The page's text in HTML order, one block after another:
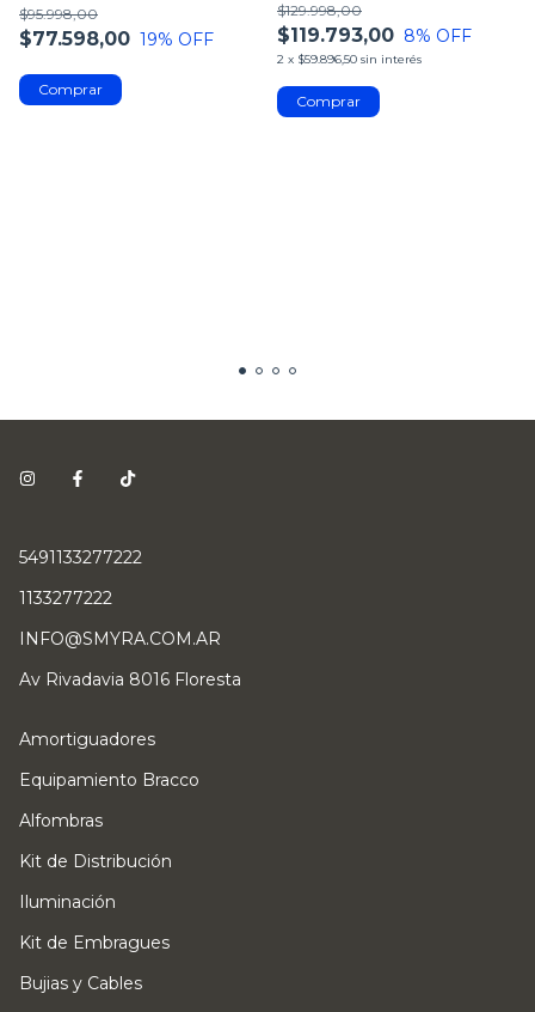
$77.598,00
$95.998,00
19% OFF $119.793,00
$129.998,00
8% OFF
2 x $59.896,50 sin interés
5491133277222
1133277222
INFO@SMYRA.COM.AR
Av Rivadavia 8016 Floresta
Amortiguadores
Equipamiento Bracco
Alfombras
Kit de Distribución
Iluminación
Kit de Embragues
Bujias y Cables